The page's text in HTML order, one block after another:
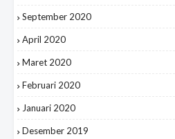
September 2020
April 2020
Maret 2020
Februari 2020
Januari 2020
Desember 2019